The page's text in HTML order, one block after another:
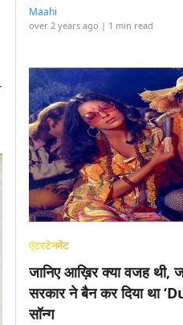
Maahi
over 2 years ago | 1 min read
एंटरटेनमेंट
जानिए आख़िर क्या वजह थी,
सरकार ने बैन कर दिया था
सॉन्ग